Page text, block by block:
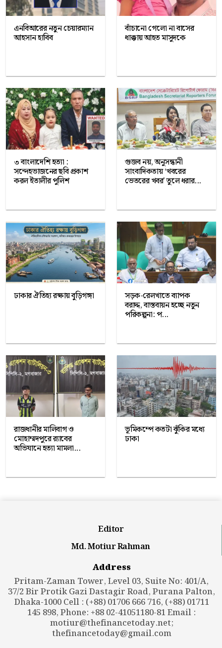
এনবিআরের নতুন চেয়ারম্যান
আহসান হাবিব
বাঁচানো গেলো না বাসের
ধাক্কায় আহত মাসুদকে
৩ বাংলাদেশি হত্যা :
সন্দেহভাজনের ছবি প্রকাশ
করল ইতালীর পুলিশ
গুজব নয়, অনুসন্ধানী
সাংবাদিকতায় ‘খবরের
ভেতরের খবর’ তুলে ধরার...
ঢাকার ঐতিহ্য রক্ষায় বুড়িগঙ্গা সড়ক-রেলখাতে ব্যাপক
বরাদ্দ, বাস্তবায়ন হচ্ছে নতুন
পরিকল্পনা: প...
রাজধানীর মালিবাগ ও
মোহাম্মদপুরে র‍্যাবের
অভিযানে হত্যা মামলা...
ভূমিকম্পে কতটা ঝুঁকির মধ্যে
ঢাকা
Editor
Md. Motiur Rahman
Address
Pritam-Zaman Tower, Level 03, Suite No: 401/A,
37/2 Bir Protik Gazi Dastagir Road, Purana Palton,
Dhaka-1000 Cell : (+88) 01706 666 716, (+88) 01711
145 898, Phone: +88 02-41051180-81 Email :
motiur@thefinancetoday.net;
thefinancetoday@gmail.com